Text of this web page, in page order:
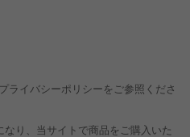
ライバシーポリシーをご参照くださ
り、当サイトで商品をご購入いた